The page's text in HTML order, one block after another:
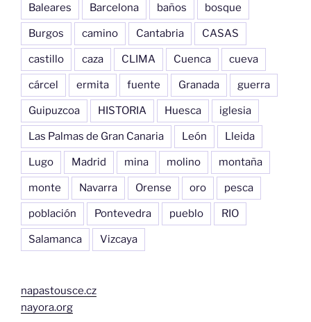
Baleares Barcelona baños bosque
Burgos camino Cantabria CASAS
castillo caza CLIMA Cuenca cueva
cárcel ermita fuente Granada guerra
Guipuzcoa HISTORIA Huesca iglesia
Las Palmas de Gran Canaria León Lleida
Lugo Madrid mina molino montaña
monte Navarra Orense oro pesca
población Pontevedra pueblo RIO
Salamanca Vizcaya
napastousce.cz
nayora.org